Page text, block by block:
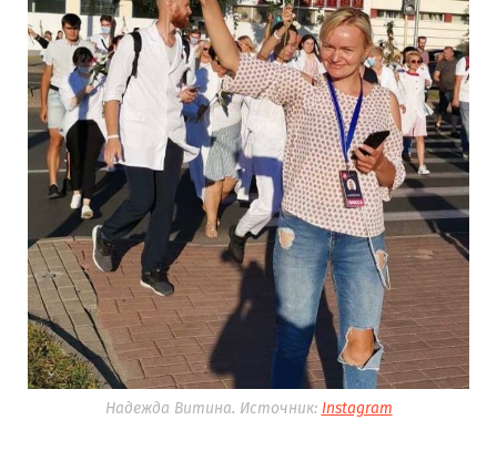
Надежда Витина. Источник: Instagram